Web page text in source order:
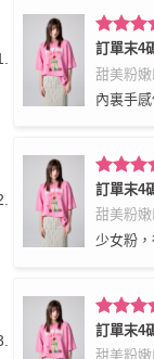
評分4
滿分 5
訂單末4
甜美粉
內裏手
評分5
分 5
訂單末4
甜美粉
少女粉
評分5
分 5
訂單末4
甜美粉